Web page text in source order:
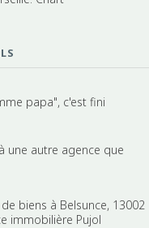
papa", c'est fini
une autre agence que
biens à Belsunce, 13002
immobilière Pujol